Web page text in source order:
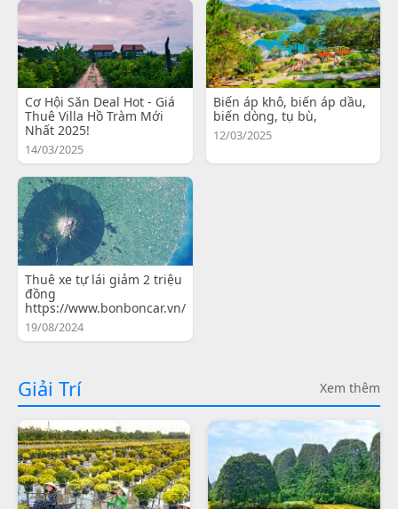
Cơ Hội Săn Deal Hot - Giá
Thuê Villa Hồ Tràm Mới
Nhất 2025!
14/03/2025
Biến áp khô, biến áp dầu,
biến dòng, tụ bù,
12/03/2025
Thuê xe tự lái giảm 2 triệu
đồng
https://www.bonboncar.vn/
19/08/2024
Giải Trí Xem thêm